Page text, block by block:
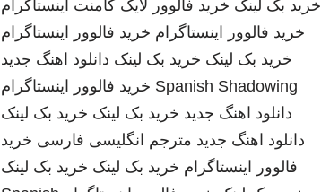
خرید بک لینک خرید فالوور لایک کامنت اینستاگرام
خرید فالوور اینستاگرام خرید فالوور اینستاگرام
خرید بک لینک خرید بک لینک دانلود اهنگ جدید
Spanish Shadowing خرید فالوور اینستاگرام
دانلود اهنگ جدید خرید بک لینک خرید بک لینک
دانلود اهنگ جدید مترجم انگلیسی فارسی خرید
فالوور اینستاگرام خرید بک لینک خرید بک لینک